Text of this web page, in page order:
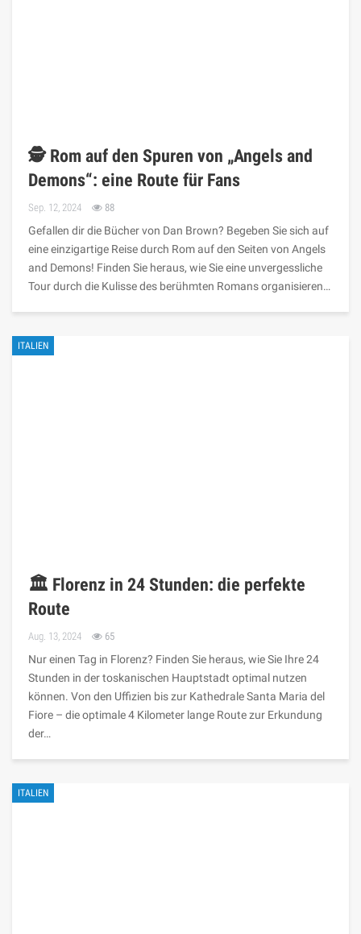
🕵️ Rom auf den Spuren von „Angels and
Demons“: eine Route für Fans
Sep. 12, 2024 88
Gefallen dir die Bücher von Dan Brown? Begeben Sie sich auf
eine einzigartige Reise durch Rom auf den Seiten von Angels
and Demons! Finden Sie heraus, wie Sie eine unvergessliche
Tour durch die Kulisse des berühmten Romans organisieren…
ITALIEN
🏛️ Florenz in 24 Stunden: die perfekte
Route
Aug. 13, 2024 65
Nur einen Tag in Florenz? Finden Sie heraus, wie Sie Ihre 24
Stunden in der toskanischen Hauptstadt optimal nutzen
können. Von den Uffizien bis zur Kathedrale Santa Maria del
Fiore – die optimale 4 Kilometer lange Route zur Erkundung
der…
ITALIEN